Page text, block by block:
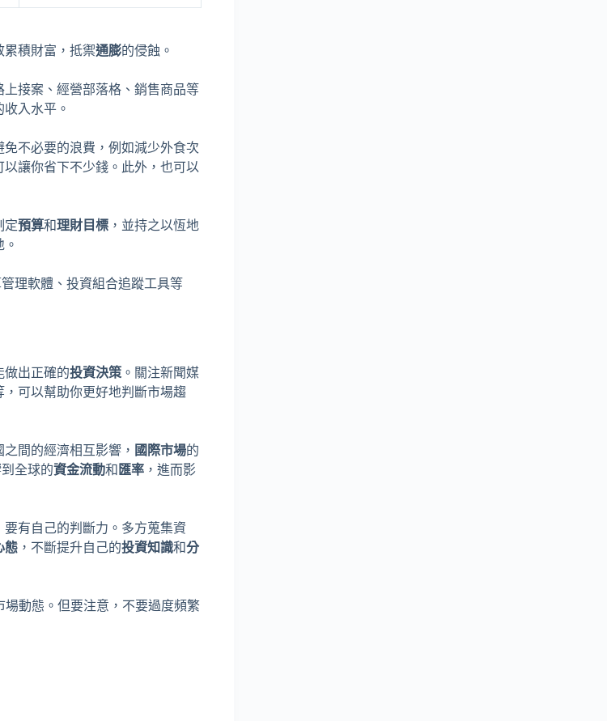
累積財富，抵禦通膨的侵蝕。
接案、經營部落格、銷售商品等
收入水平。
不必要的浪費，例如減少外食次
讓你省下不少錢。此外，也可以
定預算和理財目標 ，並持之以恆地
理軟體、投資組合追蹤工具等
做出正確的投資決策 。關注新聞媒
，可以幫助你更好地判斷市場趨
間的經濟相互影響， 國際市場的
全球的資金流動和 匯率 ，進而影
要有自己的判斷力。多方蒐集資
態 ，不斷提升自己的投資知識和分
場動態。但要注意，不要過度頻繁